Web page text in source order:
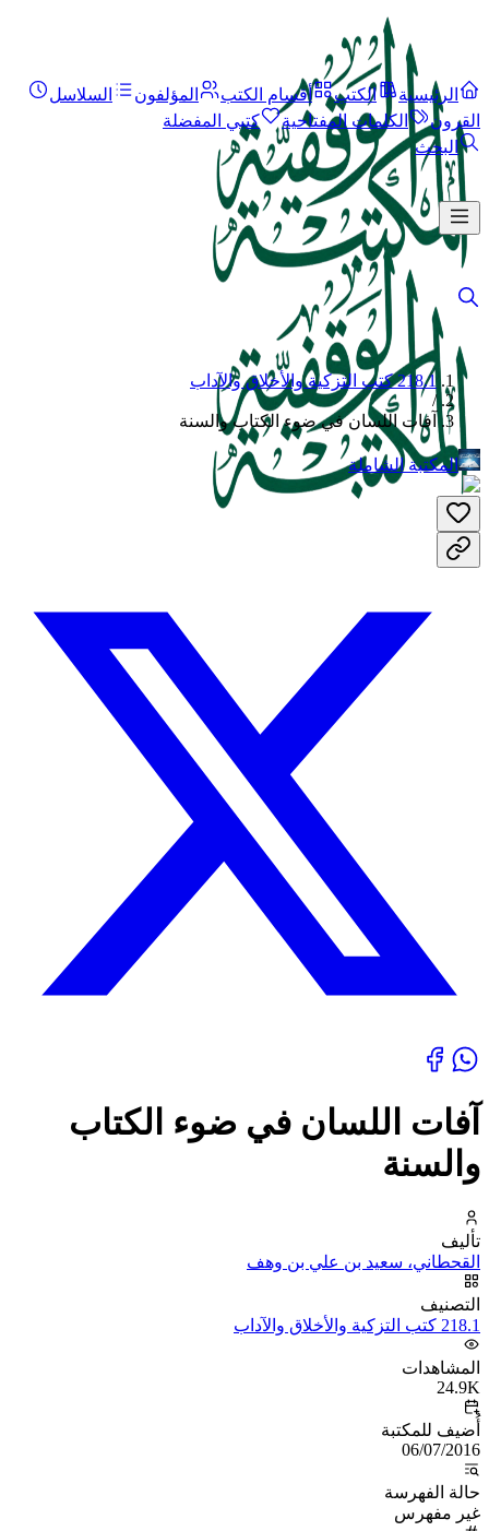
الرئيسية الكتب أقسام الكتب المؤلفون
السلاسل
القرون
الكلمات المفتاحية
كتبي المفضلة
البحث
218.1 كتب التزكية والأخلاق والآداب
/
آفات اللسان في ضوء الكتاب والسنة
المكتبة الشاملة
آفات اللسان في ضوء الكتاب
والسنة
تأليف
القحطاني، سعيد بن علي بن وهف
التصنيف
218.1 كتب التزكية والأخلاق والآداب
المشاهدات
24.9K
أُضيف للمكتبة
06/07/2016
حالة الفهرسة
غير مفهرس